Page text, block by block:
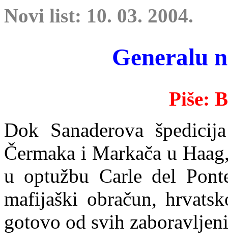
Novi list: 10. 03. 2004.
Generalu
Piše:
Dok Sanaderova špedicij
Čermaka i Markača u
u optužbu Carle del
mafijaški obračun,
gotovo od svih